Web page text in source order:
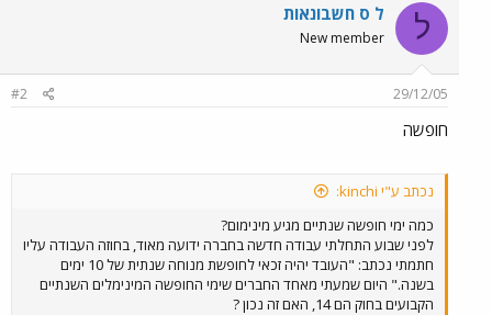
ל ל ס חשבונאות
New member
29/12/05
#2
חופשה
נכתב ע"י kinchi:
כמה ימי חופשה שנתיים מגיע מינימום?
לפני שבוע התחלתי עבודה חדשה בחברה ידועה מאוד, בחוזה העבודה עליו
חתמתי נכתב: "העובד יהיה זכאי לחופשת מנוחה שנתית של 10 ימים
בשנה." היום שמעתי מאחד החברים שימי החופשה המינימלים השנתיים
הקבועים בחוק הם 14, האם זה נכון ?